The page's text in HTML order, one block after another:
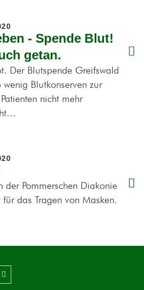
- Spende Blut!
getan.
Der Blutspende Greifswald
Blutkonserven zur
nicht mehr
der Pommerschen Diakonie
für das Tragen von Masken.